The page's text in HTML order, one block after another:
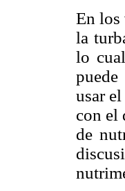
En los
la
lo
usar
con el
de